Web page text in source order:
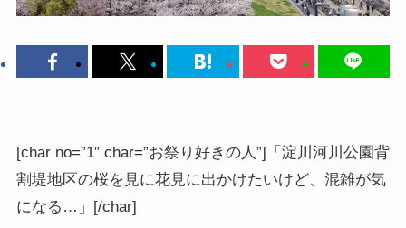
[char no=”1″ char=”お祭り好きの人”]「淀川河川公園背
割堤地区の桜を見に花見に出かけたいけど、混雑が気
になる…」[/char]